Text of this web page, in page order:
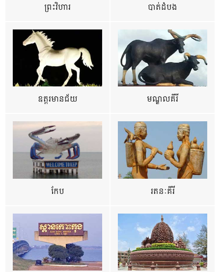
ព្រះវិហារ បាត់ដំបង
ឧត្ដរមានជ័យ មណ្ឌលគីរី
កែប រតនៈគីរី